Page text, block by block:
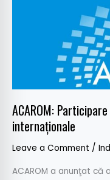
ACAROM:
internaţionale
Leave a Comment /
ACAROM a anunţat că
două
târguri
internaţionale